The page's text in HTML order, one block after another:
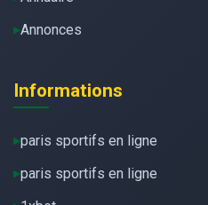
Annonces
Informations
paris sportifs en ligne
paris sportifs en ligne